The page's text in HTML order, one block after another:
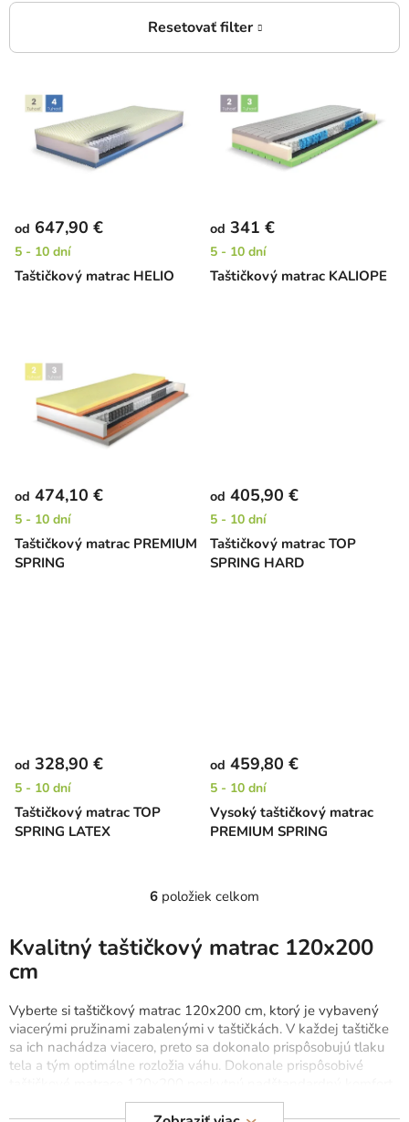
o
d
u
Taštičkový matrac HELIO
od 647,90 €
5 - 10 dní
Taštičkový matrac KALIOPE
od 341 €
5 - 10 dní
Taštičkový matrac PREMIUM
SPRING
od 474,10 €
5 - 10 dní
Taštičkový matrac TOP
SPRING HARD
od 405,90 €
5 - 10 dní
Taštičkový matrac TOP
SPRING LATEX
od 328,90 €
5 - 10 dní
Vysoký taštičkový matrac
PREMIUM SPRING
od 459,80 €
5 - 10 dní
O
a
c
i
e
r
6 položiek celkom
Kvalitný taštičkový matrac 120x200
cm
Vyberte si taštičkový matrac 120x200 cm, ktorý je vybavený
viacerými pružinami zabalenými v taštičkách. V každej taštičke
sa ich nachádza viacero, preto sa dokonalo prispôsobujú tlaku
tela a tým optimálne rozložia váhu. Dokonale prispôsobivé
pri každej polohe spánku. Taštičkové matrace nie sú vhodné na